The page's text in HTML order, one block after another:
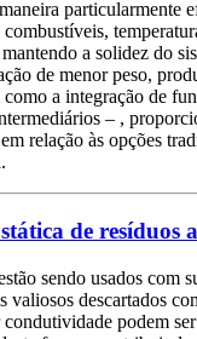
particularmente
a solidez do
de menor peso,
como a integração de
– ,
relação às opções
de resíduos
sendo usados com
valiosos descartados
podem